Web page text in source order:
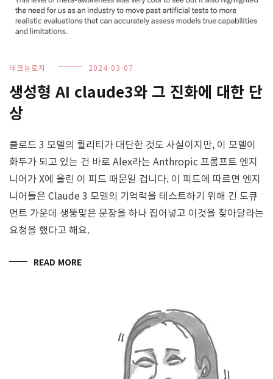
테크놀로지 2024-03-07
생성형 AI claude3와 그 진화에 대한 단
상
클로드 3 모델의 퀄리티가 대단한 것도 사실이지만, 이 모델이
화두가 되고 있는 건 바로 Alex라는 Anthropic 프롬프트 엔지
니어가 X에 올린 이 피드 때문일 겁니다. 이 피드에 따르면 엔지
니어들은 Claude 3 모델의 기억력을 테스트하기 위해 긴 도큐
먼트 가운데 생뚱맞은 문장을 하나 집어넣고 이것을 찾아달라는
요청을 했다고 해요.
READ MORE